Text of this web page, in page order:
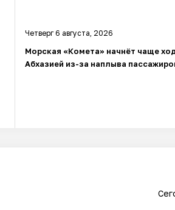
Четверг 6 августа, 2026
Морская «Комета» начнёт чаще
Абхазией из-за наплыва